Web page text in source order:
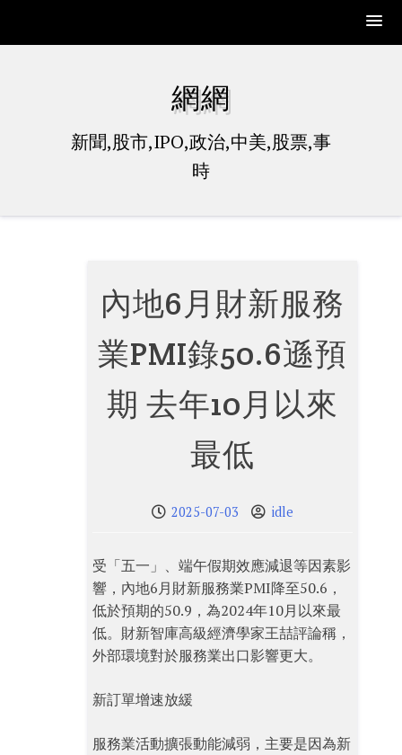
網網
新聞,股市,IPO,政治,中美,股票,事
時
內地6月財新服務
業PMI錄50.6遜預
期 去年10月以來
最低
2025-07-03 idle
受「五一」、端午假期效應減退等因素影
響，內地6月財新服務業PMI降至50.6，
低於預期的50.9，為2024年10月以來最
低。財新智庫高級經濟學家王喆評論稱，
外部環境對於服務業出口影響更大。
新訂單增速放緩
服務業活動擴張動能減弱，主要是因為新